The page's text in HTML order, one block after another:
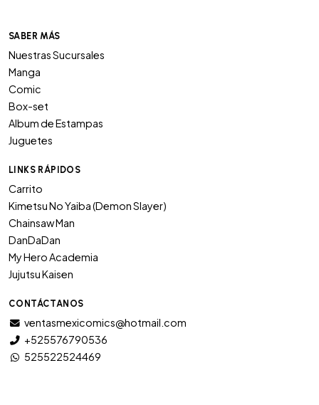
SABER MÁS
Nuestras Sucursales
Manga
Comic
Box-set
Album de Estampas
Juguetes
LINKS RÁPIDOS
Carrito
Kimetsu No Yaiba (Demon Slayer)
Chainsaw Man
DanDaDan
My Hero Academia
Jujutsu Kaisen
CONTÁCTANOS
ventasmexicomics@hotmail.com
+525576790536
525522524469